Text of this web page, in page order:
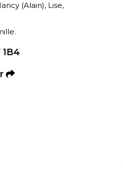
(Alain), Lise,